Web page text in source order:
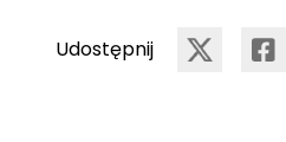
Udostępnij